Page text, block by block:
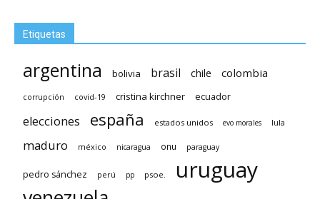
Etiquetas
argentina bolivia brasil chile colombia
corrupción covid-19 cristina kirchner ecuador
elecciones españa estados unidos evo morales lula
maduro méxico nicaragua onu paraguay
pedro sánchez perú pp psoe. uruguay